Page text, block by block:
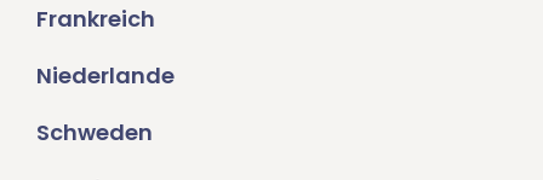
Frankreich
Niederlande
Schweden